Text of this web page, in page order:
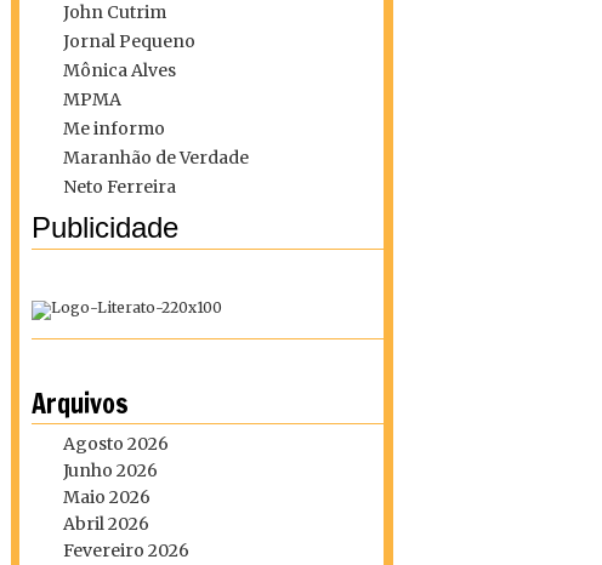
John Cutrim
Jornal Pequeno
Mônica Alves
MPMA
Me informo
Maranhão de Verdade
Neto Ferreira
Publicidade
Arquivos
Agosto 2026
Junho 2026
Maio 2026
Abril 2026
Fevereiro 2026